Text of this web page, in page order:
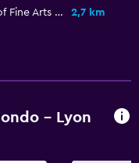
Museum of Fine Arts of Lyon 2,7 km
- Lyon